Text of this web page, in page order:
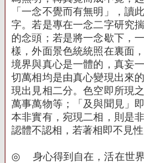
「一念不覺而有無明」，讀
字。若是專在一念二字研究
的念頭；若是將一念歇下，
樣，外面景色統統照在裏面
境界與真心是一體的，真妄
切萬相均是由真心變現出來
現出見相二分。色空即所現
萬事萬物等；「及與聞見」
本非實有，宛現二相，則是
認體不認相，若著相即不見性
◎
身心得到自在，活在世